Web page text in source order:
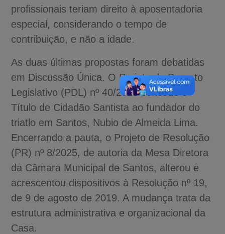
profissionais teriam direito à aposentadoria
especial, considerando o tempo de
contribuição, e não a idade.
As duas últimas propostas foram debatidas
em Discussão Única. O Projeto de Decreto
Legislativo (PDL) nº 40/2025 concede o
Título de Cidadão Santista ao fundador do
triatlo em Santos, Nubio de Almeida Lima.
Encerrando a pauta, o Projeto de Resolução
(PR) nº 8/2025, de autoria da Mesa Diretora
da Câmara Municipal de Santos, alterou e
acrescentou dispositivos à Resolução nº 19,
de 9 de agosto de 2019. A mudança trata da
estrutura administrativa e organizacional da
Casa.